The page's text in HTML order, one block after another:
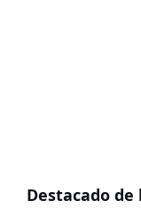
Destacado de